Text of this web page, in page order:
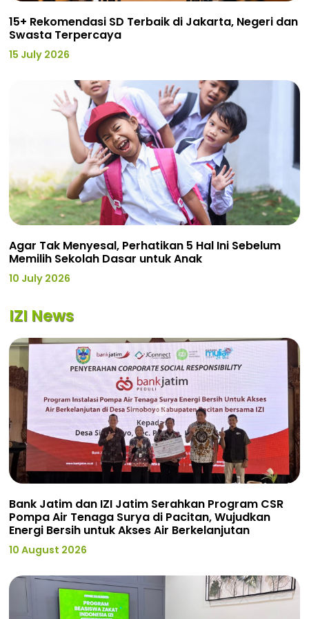
15+ Rekomendasi SD Terbaik di Jakarta, Negeri dan
Swasta Terpercaya
15 July 2026
Agar Tak Menyesal, Perhatikan 5 Hal Ini Sebelum
Memilih Sekolah Dasar untuk Anak
10 July 2026
IZI News
Bank Jatim dan IZI Jatim Serahkan Program CSR
Pompa Air Tenaga Surya di Pacitan, Wujudkan
Energi Bersih untuk Akses Air Berkelanjutan
10 August 2026